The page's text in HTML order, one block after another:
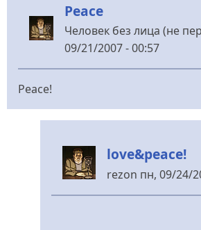
Peace
Человек без лица (не
09/21/2007 - 00:57
Peace!
love&peace!
rezon пн, 09/24/
У